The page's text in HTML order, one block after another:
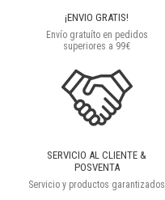
¡ENVIO GRATIS!
Envío gratuíto en pedidos
superiores a 99€
SERVICIO AL CLIENTE &
POSVENTA
Servicio y productos garantizados